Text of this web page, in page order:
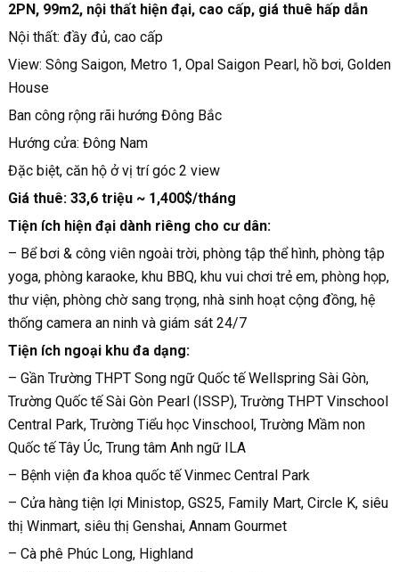
2PN, 99m2, nội thất hiện đại, cao cấp, giá thuê hấp dẫn
Nội thất: đầy đủ, cao cấp
View: Sông Saigon, Metro 1, Opal Saigon Pearl, hồ bơi, Golden
House
Ban công rộng rãi hướng Đông Bắc
Hướng cửa: Đông Nam
Đặc biệt, căn hộ ở vị trí góc 2 view
Giá thuê: 33,6 triệu ~ 1,400$/tháng
Tiện ích hiện đại dành riêng cho cư dân:
– Bể bơi & công viên ngoài trời, phòng tập thể hình, phòng tập
yoga, phòng karaoke, khu BBQ, khu vui chơi trẻ em, phòng họp,
thư viện, phòng chờ sang trọng, nhà sinh hoạt cộng đồng, hệ
thống camera an ninh và giám sát 24/7
Tiện ích ngoại khu đa dạng:
– Gần Trường THPT Song ngữ Quốc tế Wellspring Sài Gòn,
Trường Quốc tế Sài Gòn Pearl (ISSP), Trường THPT Vinschool
Central Park, Trường Tiểu học Vinschool, Trường Mầm non
Quốc tế Tây Úc, Trung tâm Anh ngữ ILA
– Bệnh viện đa khoa quốc tế Vinmec Central Park
– Cửa hàng tiện lợi Ministop, GS25, Family Mart, Circle K, siêu
thị Winmart, siêu thị Genshai, Annam Gourmet
– Cà phê Phúc Long, Highland